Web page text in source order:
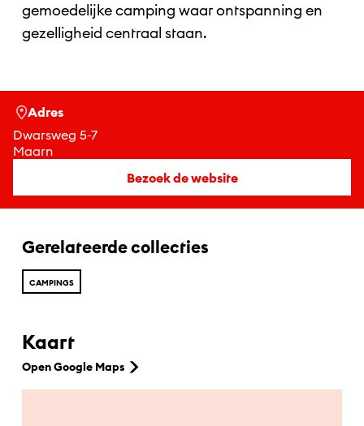
gemoedelijke camping waar ontspanning en
gezelligheid centraal staan.
Adres
Dwarsweg 5-7
Maarn
Bezoek de website
Gerelateerde collecties
CAMPINGS
Kaart
Open Google Maps